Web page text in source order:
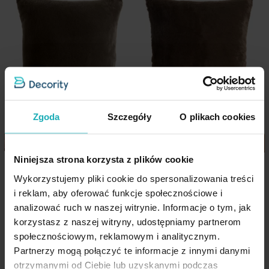
Zgoda Szczegóły O plikach cookies
Niniejsza strona korzysta z plików cookie
Wykorzystujemy pliki cookie do spersonalizowania treści
i reklam, aby oferować funkcje społecznościowe i
analizować ruch w naszej witrynie. Informacje o tym, jak
korzystasz z naszej witryny, udostępniamy partnerom
społecznościowym, reklamowym i analitycznym.
Partnerzy mogą połączyć te informacje z innymi danymi
otrzymanymi od Ciebie lub uzyskanymi podczas
jednokolorowe
Jednostka miary
100% poliester
Pobierz instrukcję użytkowania i bezpieczeństwa produktu
Cechy produktu:
Materiał: futrzana tkanina (przód) + welwet (tył)
Jednokolorowa, miękka i przyjemna w dotyku
Zamek błyskawiczny – szybka wymiana poszewki
Wymiary:30 × 50 cm
Dostępne różne kolory i rozmiary
Styl: elegancki, przytulny, luksusowy
Idealna do salonu, sypialni i pokoju dziennego
Poszewka na poduszkę 45x45
cm ciemnobrązowa z miękkiej
futrzanej tkaniny NINA
Eurofirany
27,90 zł
Poszewka na poduszkę 60x60
cm ciemnobrązowa z miękkiej
futrzanej tkaniny NINA
Eurofirany
43,90 zł